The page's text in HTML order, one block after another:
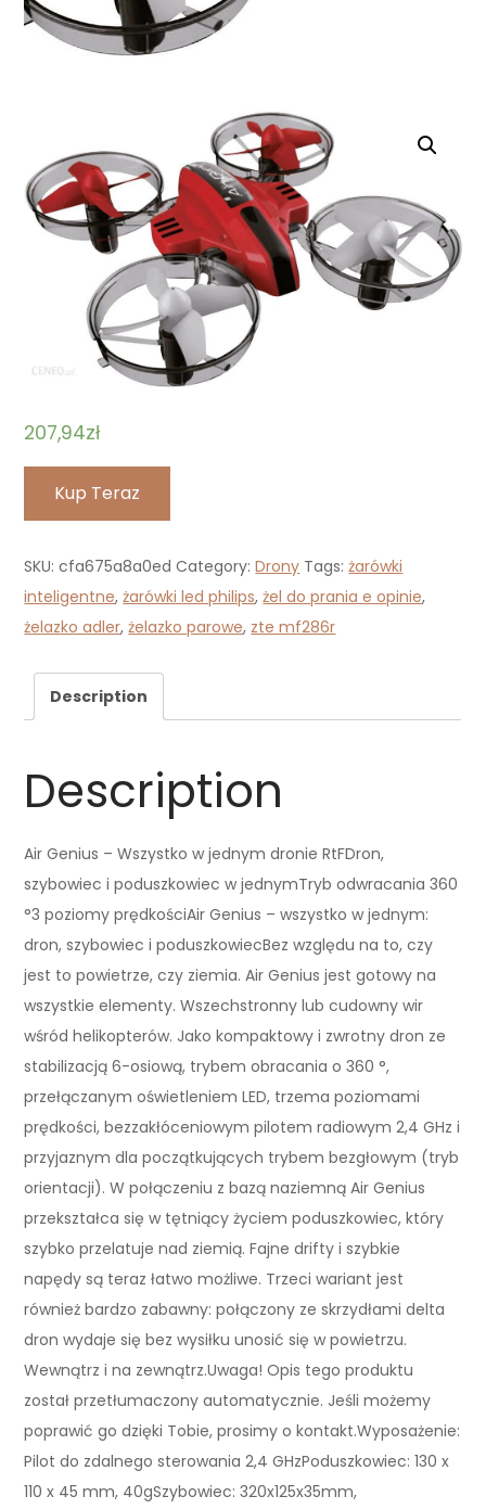
207,94zł
Kup Teraz
SKU:cfa675a8a0ed Category:Drony Tags:żarówki
inteligentne,żarówki led philips,żel do prania e opinie,
żelazko adler,żelazko parowe, zte mf286r
Description
Description
Air Genius – Wszystko w jednym dronie RtFDron,
szybowiec i poduszkowiec w jednymTryb odwracania 360
°3 poziomy prędkościAir Genius – wszystko w jednym:
dron, szybowiec i poduszkowiecBez względu na to, czy
jest to powietrze, czy ziemia. Air Genius jest gotowy na
wszystkie elementy. Wszechstronny lub cudowny wir
wśród helikopterów. Jako kompaktowy i zwrotny dron ze
stabilizacją 6-osiową, trybem obracania o 360 °,
przełączanym oświetleniem LED, trzema poziomami
prędkości, bezzakłóceniowym pilotem radiowym 2,4 GHz i
przyjaznym dla początkujących trybem bezgłowym (tryb
orientacji). W połączeniu z bazą naziemną Air Genius
przekształca się w tętniący życiem poduszkowiec, który
szybko przelatuje nad ziemią. Fajne drifty i szybkie
napędy są teraz łatwo możliwe. Trzeci wariant jest
również bardzo zabawny: połączony ze skrzydłami delta
dron wydaje się bez wysiłku unosić się w powietrzu.
Wewnątrz i na zewnątrz.Uwaga! Opis tego produktu
został przetłumaczony automatycznie. Jeśli możemy
poprawić go dzięki Tobie, prosimy o kontakt.Wyposażenie:
Pilot do zdalnego sterowania 2,4 GHzPoduszkowiec: 130 x
110 x 45 mm, 40gSzybowiec: 320x125x35mm,